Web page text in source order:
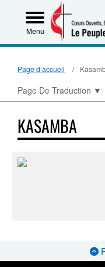
Menu
Page d’accueil
Page De Traduction ▼
KASAMBA